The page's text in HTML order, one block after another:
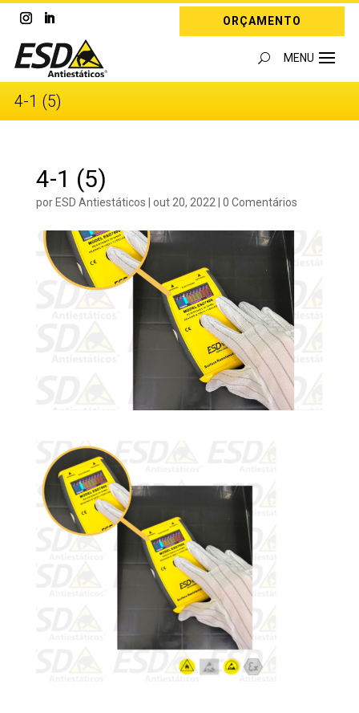
ORÇAMENTO
4-1 (5)
4-1 (5)
porESD Antiestáticos | out 20, 2022 | 0 Comentários